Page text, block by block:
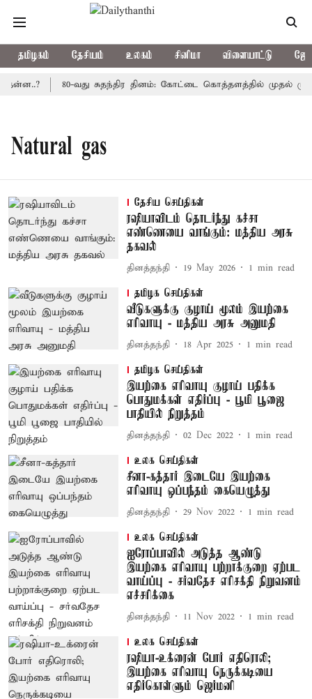
தமிழகம் தேசியம் உலகம் சினிமா விளையாட்டு
80-வது சுதந்திர தினம்: கோட்டை கொத்தளத்தில் முதல்
Natural gas
தேசிய செய்திகள்
ரஷியாவிடம் தொடர்ந்து கச்சா
எண்ணெயை வாங்கும்: மத்திய அரசு
தகவல்
தினத்தந்தி 19 May 2026 1 min read
தமிழக செய்திகள்
வீடுகளுக்கு குழாய் மூலம் இயற்கை
எரிவாயு - மத்திய அரசு அனுமதி
தினத்தந்தி 18 Apr 2025 1 min read
தமிழக செய்திகள்
இயற்கை எரிவாயு குழாய் பதிக்க
பொதுமக்கள் எதிர்ப்பு - பூமி பூஜை
பாதியில் நிறுத்தம்
தினத்தந்தி 02 Dec 2022 1 min read
உலக செய்திகள்
சீனா-கத்தார் இடையே இயற்கை
எரிவாயு ஒப்பந்தம் கையெழுத்து
தினத்தந்தி 29 Nov 2022 1 min read
உலக செய்திகள்
ஐரோப்பாவில் அடுத்த ஆண்டு
இயற்கை எரிவாயு பற்றாக்குறை ஏற்பட
வாய்ப்பு - சர்வதேச எரிசக்தி நிறுவனம்
எச்சரிக்கை
தினத்தந்தி 11 Nov 2022 1 min read
உலக செய்திகள்
ரஷியா-உக்ரைன் போர் எதிரொலி;
இயற்கை எரிவாயு நெருக்கடியை
எதிர்கொள்ளும் ஜெர்மனி